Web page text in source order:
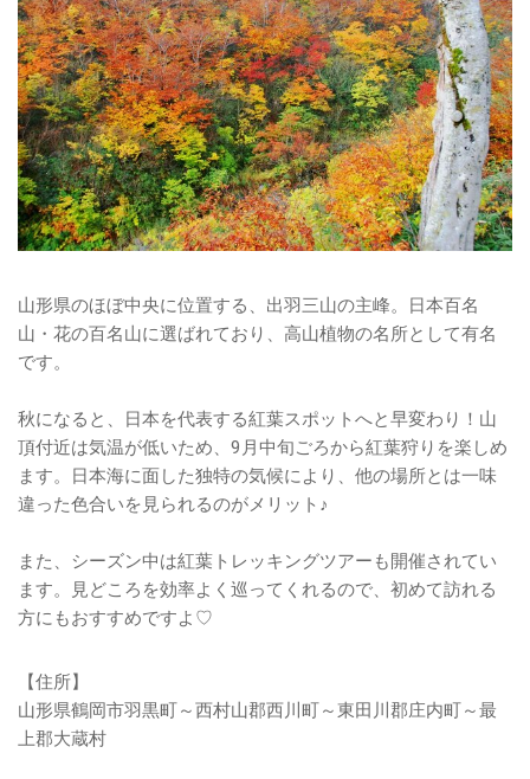
山形県のほぼ中央に位置する、出羽三山の主峰。日本百名
山・花の百名山に選ばれており、高山植物の名所として有名
です。
秋になると、日本を代表する紅葉スポットへと早変わり！山
頂付近は気温が低いため、9月中旬ごろから紅葉狩りを楽しめ
ます。日本海に面した独特の気候により、他の場所とは一味
違った色合いを見られるのがメリット♪
また、シーズン中は紅葉トレッキングツアーも開催されてい
ます。見どころを効率よく巡ってくれるので、初めて訪れる
方にもおすすめですよ♡
【住所】
山形県鶴岡市羽黒町～西村山郡西川町～東田川郡庄内町～最
上郡大蔵村